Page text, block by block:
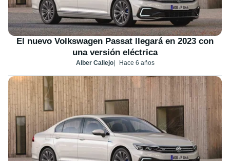
El nuevo Volkswagen Passat llegará en 2023 con
una versión eléctrica
Alber Callejo Hace 6 años